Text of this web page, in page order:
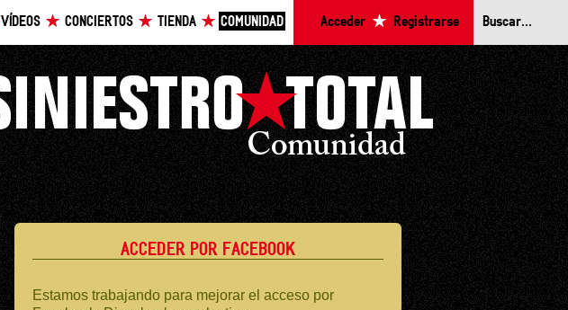
VÍDEOS CONCIERTOS TIENDA COMUNIDAD Acceder Registrarse
ACCEDER POR FACEBOOK
Estamos trabajando para mejorar el acceso por